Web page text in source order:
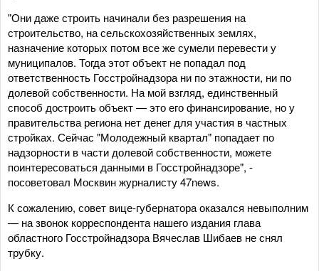
"Они даже строить начинали без разрешения на
строительство, на сельскохозяйственных землях,
назначение которых потом все же сумели перевести у
муниципалов. Тогда этот объект не попадал под
ответственность Госстройнадзора ни по этажности, ни по
долевой собственности. На мой взгляд, единственный
способ достроить объект — это его финансирование, но у
правительства региона нет денег для участия в частных
стройках. Сейчас "Молодежный квартал" попадает по
надзорности в части долевой собственности, можете
поинтересоваться данными в Госстройнадзоре", -
посоветовал Москвин журналисту 47news.
К сожалению, совет вице-губернатора оказался невыполним
— на звонок корреспондента нашего издания глава
областного Госстройнадзора Вячеслав Шибаев не снял
трубку.